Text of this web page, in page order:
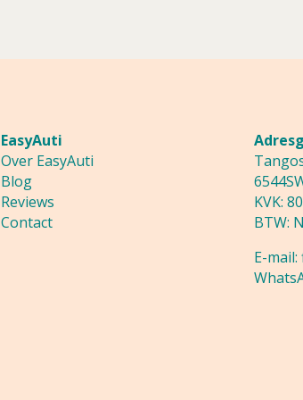
EasyAuti
Over EasyAuti
Blog
Reviews
Contact
KVK:
BTW:
E-mail: